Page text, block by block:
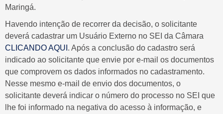
Maringá.
Havendo intenção de recorrer da decisão, o solicitante
deverá cadastrar um Usuário Externo no SEI da Câmara
CLICANDO AQUI . Após a conclusão do cadastro será
indicado ao solicitante que envie por e-mail os documentos
que comprovem os dados informados no cadastramento.
Nesse mesmo e-mail de envio dos documentos, o
solicitante deverá indicar o número do processo no SEI que
lhe foi informado na negativa do acesso à informação, e